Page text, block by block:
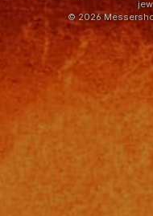
© 2026